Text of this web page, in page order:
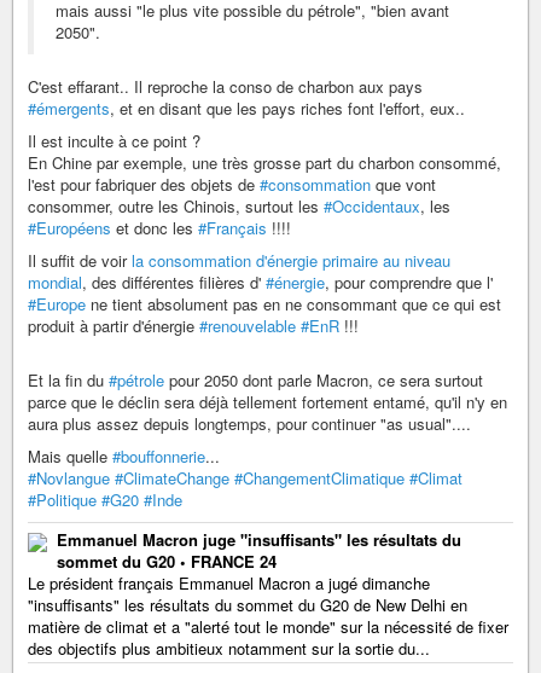
mais aussi "le plus vite possible du pétrole", "bien avant
2050".
C'est effarant.. Il reproche la conso de charbon aux pays
#émergents, et en disant que les pays riches font l'effort, eux..
Il est inculte à ce point ?
En Chine par exemple, une très grosse part du charbon consommé,
l'est pour fabriquer des objets de #consommation que vont
consommer, outre les Chinois, surtout les #Occidentaux, les
#Européens et donc les #Français !!!!
Il suffit de voirla consommation d'énergie primaire au niveau
mondial, des différentes filières d' #énergie, pour comprendre que l'
#Europe ne tient absolument pas en ne consommant que ce qui est
produit à partir d'énergie #renouvelable #EnR !!!
Et la fin du #pétrole pour 2050 dont parle Macron, ce sera surtout
parce que le déclin sera déjà tellement fortement entamé, qu'il n'y en
aura plus assez depuis longtemps, pour continuer "as usual"....
Mais quelle #bouffonnerie...
#Novlangue #ClimateChange #ChangementClimatique #Climat
#Politique #G20 #Inde
Emmanuel Macron juge "insuffisants" les résultats du
sommet du G20 • FRANCE 24
Le président français Emmanuel Macron a jugé dimanche
"insuffisants" les résultats du sommet du G20 de New Delhi en
matière de climat et a "alerté tout le monde" sur la nécessité de fixer
des objectifs plus ambitieux notamment sur la sortie du...